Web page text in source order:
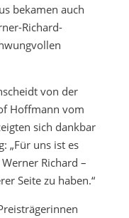
bekamen auch
Richard-
von der
Hoffmann vom
sich dankbar
„Für uns ist es
Richard –
Seite zu haben.“